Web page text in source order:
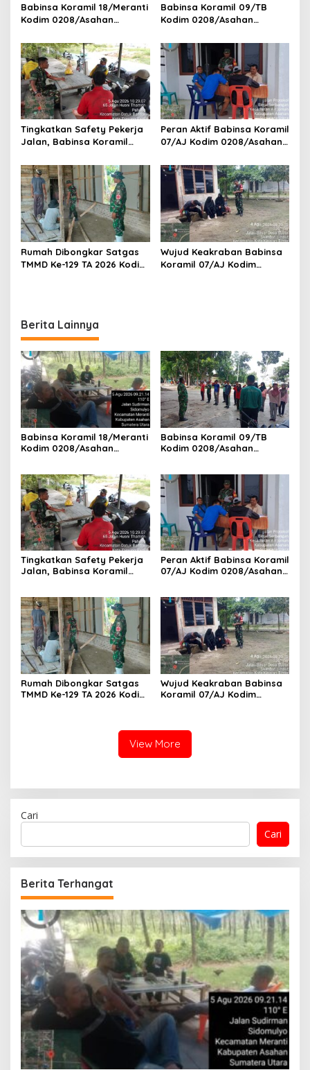
Babinsa Koramil 18/Meranti
Kodim 0208/Asahan
Komsos Dengan Warga
Masyarakat Binaan
Babinsa Koramil 09/TB
Kodim 0208/Asahan
Lewat Wasbang Kepada
Siswa-siswi MAN1 Kota
Tanjung Balai
Tingkatkan Safety Pekerja
Jalan, Babinsa Koramil
Gelar Komsos Bersama Tim
Pemotong Rumput Dinas PU
Peran Aktif Babinsa Koramil
07/AJ Kodim 0208/Asahan
Kantor Desa Air Joman
Rumah Dibongkar Satgas
TMMD Ke-129 TA 2026 Kodim
Terwujud
Wujud Keakraban Babinsa
Koramil 07/AJ Kodim
Berita Lainnya
Babinsa Koramil 18/Meranti
Kodim 0208/Asahan
Masyarakat Binaan
Babinsa Koramil 09/TB
Kodim 0208/Asahan
Siswa-siswi MAN1 Kota
Tanjung Balai
Tingkatkan Safety Pekerja
Jalan, Babinsa Koramil
Pemotong Rumput Dinas PU
Peran Aktif Babinsa Koramil
07/AJ Kodim 0208/Asahan
Rumah Dibongkar Satgas
TMMD Ke-129 TA 2026 Kodim
Wujud Keakraban Babinsa
Koramil 07/AJ Kodim
View More
Cari
Cari
Berita Terhangat